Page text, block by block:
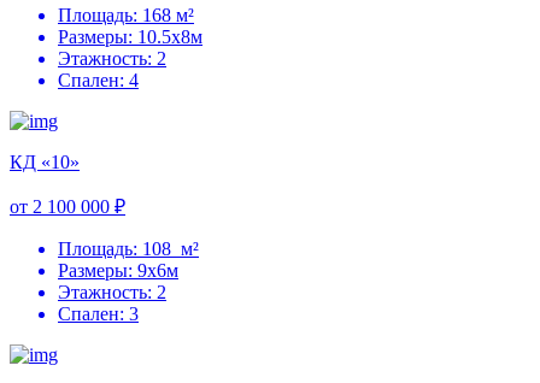
Площадь: 168 м²
Размеры: 10.5х8м
Этажность: 2
Спален: 4
КД «10»
от 2 100 000 ₽
Площадь: 108 м²
Размеры: 9х6м
Этажность: 2
Спален: 3